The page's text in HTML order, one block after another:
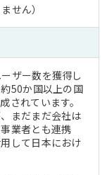
せん）
ザー数を獲得し
50か国以上の国
されています。
まだまだ会社は
業者とも連携
して日本におけ